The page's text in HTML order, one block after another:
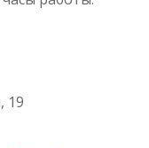
19